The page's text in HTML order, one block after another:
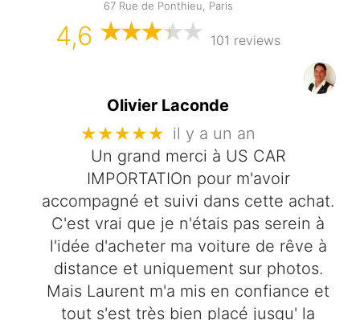
67 Rue de Ponthieu, Paris
4,6 101 reviews
Olivier Laconde
★★★★★ il y a un an
Un grand merci à US CAR
IMPORTATIOn pour m'avoir
accompagné et suivi dans cette achat.
C'est vrai que je n'étais pas serein à
l'idée d'acheter ma voiture de rêve à
distance et uniquement sur photos.
Mais Laurent m'a mis en confiance et
tout s'est très bien placé jusqu' la